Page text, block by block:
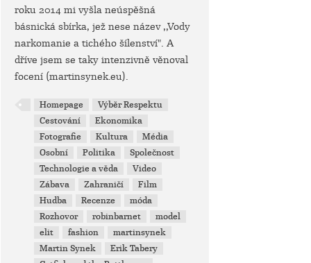
roku 2014 mi vyšla neúspěšná
básnická sbírka, jež nese název ,,Vody
narkomanie a tichého šílenství". A
dříve jsem se taky intenzivně věnoval
focení (martinsynek.eu).
Homepage
Výběr Respektu
Cestování
Ekonomika
Fotografie
Kultura
Média
Osobní
Politika
Společnost
Technologie a věda
Video
Zábava
Zahraničí
Film
Hudba
Recenze
móda
Rozhovor
robinbarnet
model
elit
fashion
martinsynek
Martin Synek
Erik Tabery